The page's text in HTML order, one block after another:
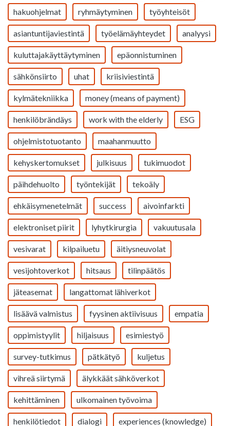
hakuohjelmat ryhmäytyminen työyhteisöt
asiantuntijaviestintä työelämäyhteydet analyysi
kuluttajakäyttäytyminen epäonnistuminen
sähkönsiirto uhat kriisiviestintä
kylmätekniikka money (means of payment)
henkilöbrändäys work with the elderly ESG
ohjelmistotuotanto maahanmuutto
kehyskertomukset julkisuus tukimuodot
päihdehuolto työntekijät tekoäly
ehkäisymenetelmät success aivoinfarkti
elektroniset piirit lyhytkirurgia vakuutusala
vesivarat kilpailuetu äitiysneuvolat
vesijohtoverkot hitsaus tilinpäätös
jäteasemat langattomat lähiverkot
lisäävä valmistus fyysinen aktiivisuus empatia
oppimistyylit hiljaisuus esimiestyö
survey-tutkimus pätkätyö kuljetus
vihreä siirtymä älykkäät sähköverkot
kehittäminen ulkomainen työvoima
henkilötiedot dialogi experiences (knowledge)